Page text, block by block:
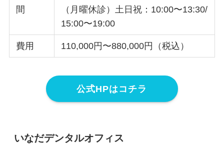
間
（月曜休診）土日祝：10:00〜13:30/
15:00〜19:00
費用 110,000円〜880,000円（税込）
公式HPはコチラ
いなだデンタルオフィス